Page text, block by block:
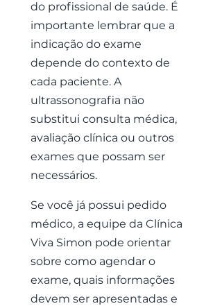
do profissional de saúde. É
importante lembrar que a
indicação do exame
depende do contexto de
cada paciente. A
ultrassonografia não
substitui consulta médica,
avaliação clínica ou outros
exames que possam ser
necessários.
Se você já possui pedido
médico, a equipe da Clínica
Viva Simon pode orientar
sobre como agendar o
exame, quais informações
devem ser apresentadas e